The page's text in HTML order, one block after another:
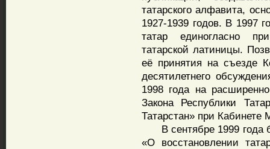
татарского алфавита,
1927-1939 годов. В 1997
татар единогласно
татарской латиницы.
её принятия на съезде
десятилетнего
1998 года на
Закона Республики
Татарстан» при Кабинете
В сентябре 1999 года
«О восстановлении